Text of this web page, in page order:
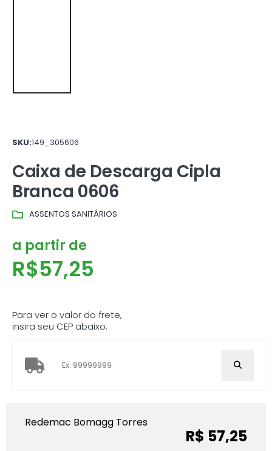
SKU:149_305606
Caixa de Descarga Cipla
Branca 0606
ASSENTOS SANITÁRIOS
a partir de
R$57,25
Para ver o valor do frete,
insira seu CEP abaixo:
Redemac Bomagg Torres
R$ 57,25